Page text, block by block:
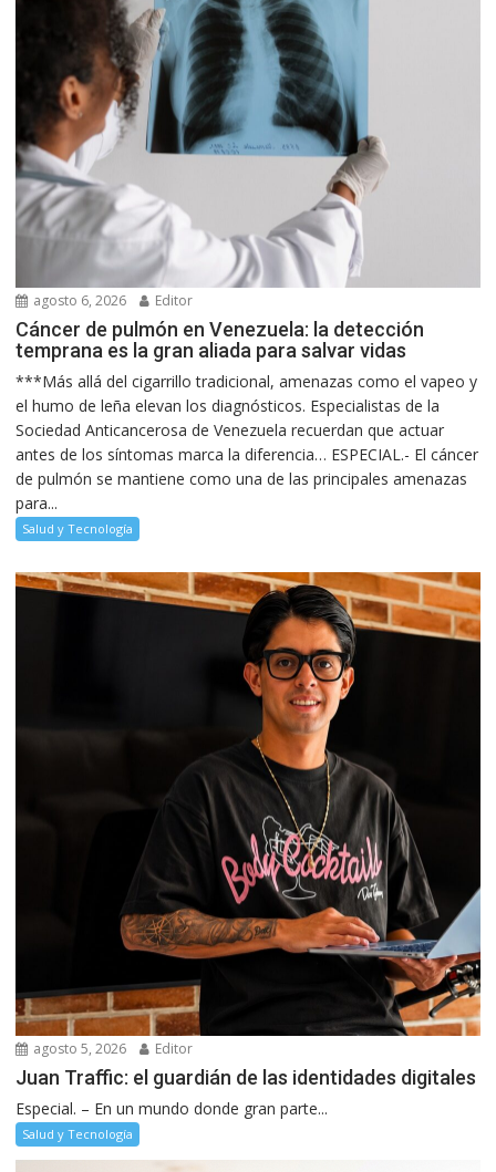
agosto 6, 2026 Editor
Cáncer de pulmón en Venezuela: la detección
temprana es la gran aliada para salvar vidas
***Más allá del cigarrillo tradicional, amenazas como el vapeo y
el humo de leña elevan los diagnósticos. Especialistas de la
Sociedad Anticancerosa de Venezuela recuerdan que actuar
antes de los síntomas marca la diferencia… ESPECIAL.- El cáncer
de pulmón se mantiene como una de las principales amenazas
para...
Salud y Tecnología
agosto 5, 2026 Editor
Juan Traffic: el guardián de las identidades digitales
Especial. – En un mundo donde gran parte...
Salud y Tecnología